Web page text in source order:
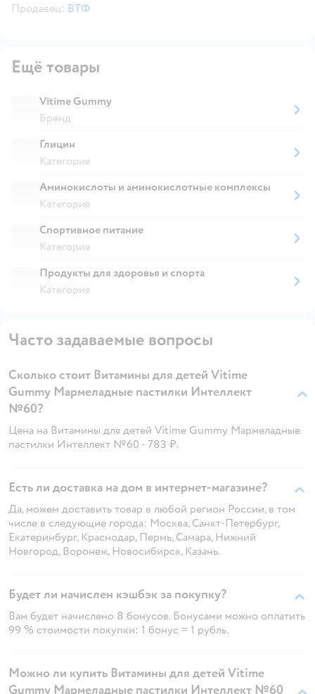
Продавец: ВТФ
Ещё товары
Vitime Gummy
Бренд
Глицин
Категория
Аминокислоты и аминокислотные комплексы
Категория
Спортивное питание
Категория
Продукты для здоровья и спорта
Категория
Часто задаваемые вопросы
Сколько стоит Витамины для детей Vitime
Gummy Мармеладные пастилки Интеллект
№60?
Цена на Витамины для детей Vitime Gummy Мармеладные
пастилки Интеллект №60 - 783 ₽.
Есть ли доставка на дом в интернет-магазине?
Да, можем доставить товар в любой регион России, в том
числе в следующие города: Москва, Санкт-Петербург,
Екатеринбург, Краснодар, Пермь, Самара, Нижний
Новгород, Воронеж, Новосибирск, Казань.
Будет ли начислен кэшбэк за покупку?
Вам будет начислено 8 бонусов. Бонусами можно оплатить
99 % стоимости покупки: 1 бонус = 1 рубль.
Можно ли купить Витамины для детей Vitime
Gummy Мармеладные пастилки Интеллект №60